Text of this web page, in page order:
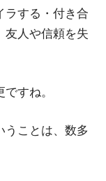
ラする・付き合
友人や信頼を失
すね。
うことは、数多